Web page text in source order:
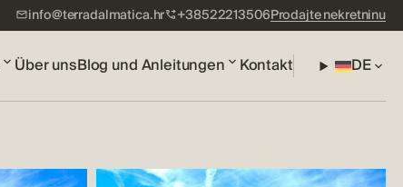
info@terradalmatica.hr +38522213506Prodajte nekretninu
Über unsBlog und Anleitungen Kontakt DE